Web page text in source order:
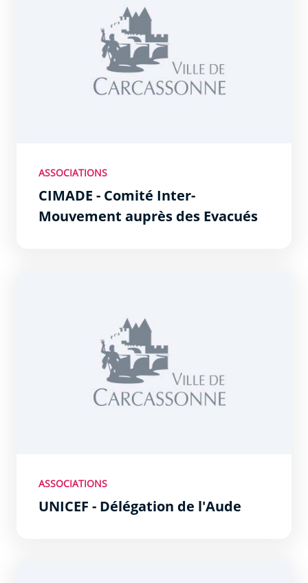
ASSOCIATIONS
CIMADE - Comité Inter-
Mouvement auprès des Evacués
ASSOCIATIONS
UNICEF - Délégation de l'Aude